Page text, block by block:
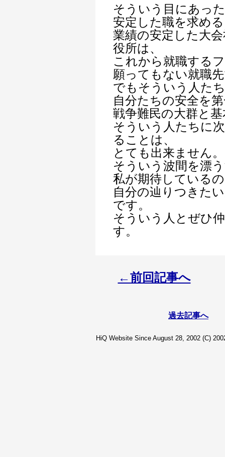
そういう目にあっ
安定した職を求め
業績の安定した大
役所は、
これから就職する
願ってもない就職
でもそういう人た
自分たちの安全を
戦争難民の大群と
そういう人たちに
ることは、
とても出来ません。
そういう波間を漂
私が期待している
自分の辿りつきた
です。
そういう人とぜひ
す。
←前回記事へ
過去記事へ
HiQ Website Since August 28, 2002 (C)